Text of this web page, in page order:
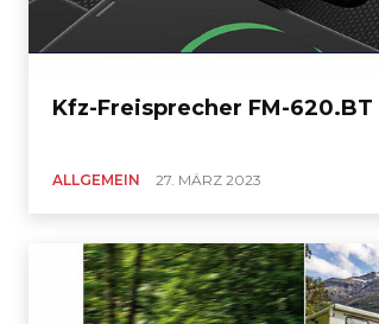
Kfz-Freisprecher FM-620.BT
ALLGEMEIN 27. MÄRZ 2023